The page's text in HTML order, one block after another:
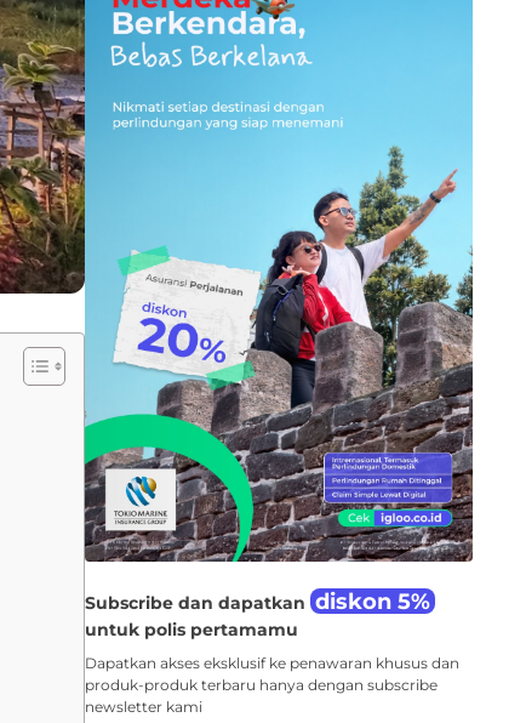
Subscribe dan dapatkan diskon 5%
untuk polis pertamamu
Dapatkan akses eksklusif ke penawaran khusus dan
produk-produk terbaru hanya dengan subscribe
newsletter kami